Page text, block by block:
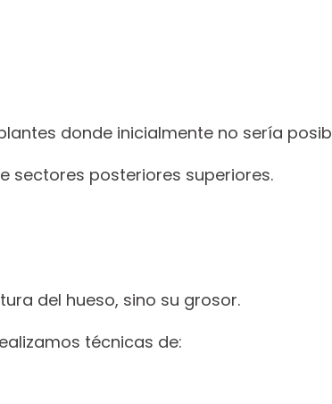
donde inicialmente no sería
sectores posteriores superiores.
del hueso, sino su grosor.
técnicas de: